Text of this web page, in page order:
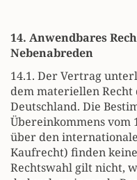
14. Anwendbares
Nebenabreden
14.1. Der Vertrag
dem materiellen
Deutschland. Die
Übereinkommens vom
über den
Kaufrecht) finden
Rechtswahl gilt nicht,